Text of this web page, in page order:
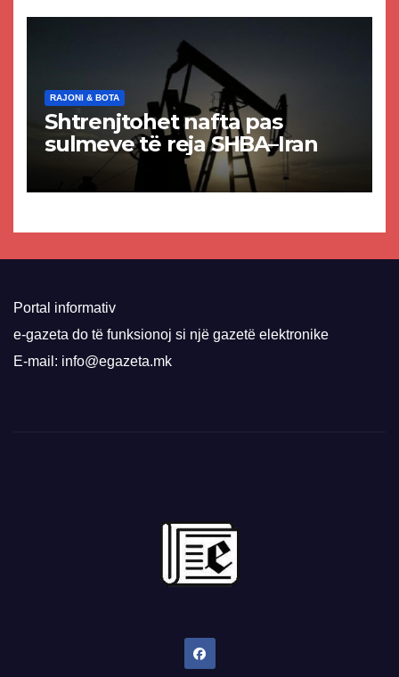
RAJONI & BOTA
Shtrenjtohet nafta pas
sulmeve të reja SHBA–Iran
Portal informativ
e-gazeta do të funksionoj si një gazetë elektronike
E-mail: info@egazeta.mk